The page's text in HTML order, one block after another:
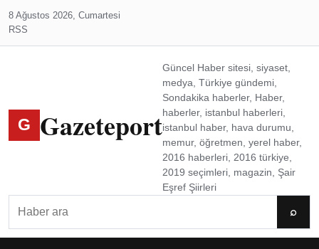
8 Ağustos 2026, Cumartesi
RSS
G Gazeteport
Güncel Haber sitesi, siyaset,
medya, Türkiye gündemi,
Sondakika haberler, Haber,
haberler, istanbul haberleri,
istanbul haber, hava durumu,
memur, öğretmen, yerel haber,
2016 haberleri, 2016 türkiye,
2019 seçimleri, magazin, Şair
Eşref Şiirleri
⌕